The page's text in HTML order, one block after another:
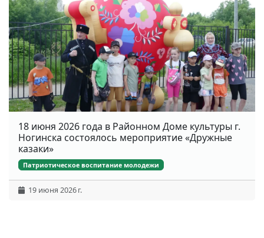
18 июня 2026 года в Районном Доме культуры г.
Ногинска состоялось мероприятие «Дружные
казаки»
Патриотическое воспитание молодежи
19 июня 2026 г.